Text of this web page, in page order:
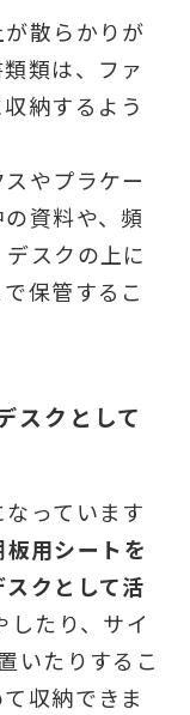
散らかりが
類は、ファ
納するよう
やプラケー
資料や、頻
スクの上に
保管するこ
スクとして
っています
用シートを
クとして活
したり、サイ
いたりするこ
収納できま